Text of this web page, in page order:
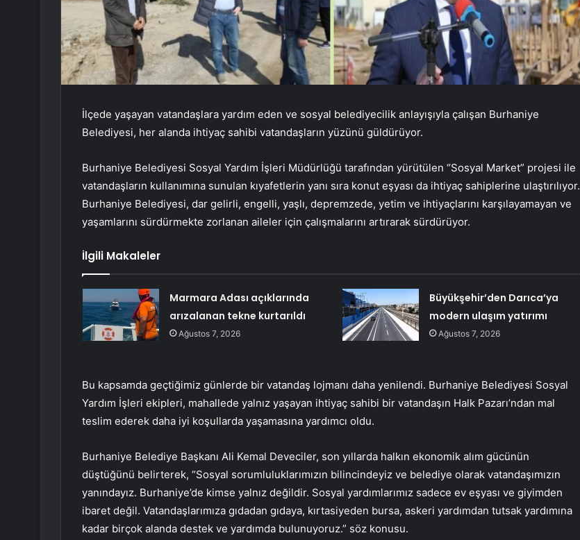
İlçede yaşayan vatandaşlara yardım eden ve sosyal belediyecilik anlayışıyla çalışan Burhaniye
Belediyesi, her alanda ihtiyaç sahibi vatandaşların yüzünü güldürüyor.
Burhaniye Belediyesi Sosyal Yardım İşleri Müdürlüğü tarafından yürütülen “Sosyal Market” projesi ile
vatandaşların kullanımına sunulan kıyafetlerin yanı sıra konut eşyası da ihtiyaç sahiplerine ulaştırılıyor.
Burhaniye Belediyesi, dar gelirli, engelli, yaşlı, depremzede, yetim ve ihtiyaçlarını karşılayamayan ve
yaşamlarını sürdürmekte zorlanan aileler için çalışmalarını artırarak sürdürüyor.
İlgili Makaleler
Marmara Adası açıklarında
arızalanan tekne kurtarıldı
Ağustos 7, 2026
Büyükşehir’den Darıca’ya
modern ulaşım yatırımı
Ağustos 7, 2026
Bu kapsamda geçtiğimiz günlerde bir vatandaş lojmanı daha yenilendi. Burhaniye Belediyesi Sosyal
Yardım İşleri ekipleri, mahallede yalnız yaşayan ihtiyaç sahibi bir vatandaşın Halk Pazarı’ndan mal
teslim ederek daha iyi koşullarda yaşamasına yardımcı oldu.
Burhaniye Belediye Başkanı Ali Kemal Deveciler, son yıllarda halkın ekonomik alım gücünün
düştüğünü belirterek, “Sosyal sorumluluklarımızın bilincindeyiz ve belediye olarak vatandaşımızın
yanındayız. Burhaniye’de kimse yalnız değildir. Sosyal yardımlarımız sadece ev eşyası ve giyimden
ibaret değil. Vatandaşlarımıza gıdadan gıdaya, kırtasiyeden bursa, askeri yardımdan tutsak yardımına
kadar birçok alanda destek ve yardımda bulunuyoruz.” söz konusu.